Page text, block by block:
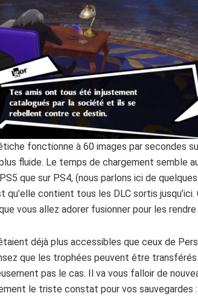
fonctionne à 60 images par secondes
fluide. Le temps de chargement semble
que sur PS4, (nous parlons ici de
qu’elle contient tous les DLC sortis
vous allez adorer fusionner pour les
déjà plus accessibles que ceux de
que les trophées peuvent être transférés
pas le cas. Il va vous falloir de
le triste constat pour vos sauvegardes